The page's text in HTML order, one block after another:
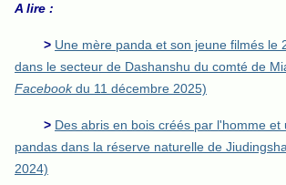
A lire :
> Une mère panda et son jeune filmés le
dans le secteur de Dashanshu du comté de
Facebookdu 11 décembre 2025)
> Des abris en bois créés par l'homme et
pandas dans la réserve naturelle de
2024)